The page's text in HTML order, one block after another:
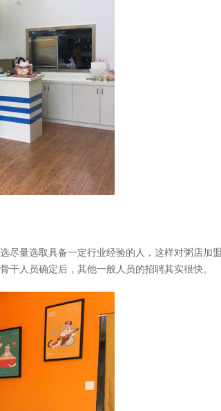
尽量选取具备一定行业经验的人，这样对粥店加
人员确定后，其他一般人员的招聘其实很快。